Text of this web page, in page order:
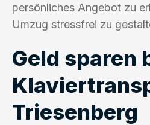
persönliches Angebot zu
Umzug stressfrei zu
Geld sparen
Triesenberg